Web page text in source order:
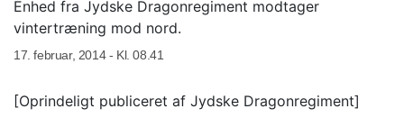
Enhed fra Jydske Dragonregiment modtager
vintertræning mod nord.
17. februar, 2014 - Kl. 08.41
[Oprindeligt publiceret af Jydske Dragonregiment]